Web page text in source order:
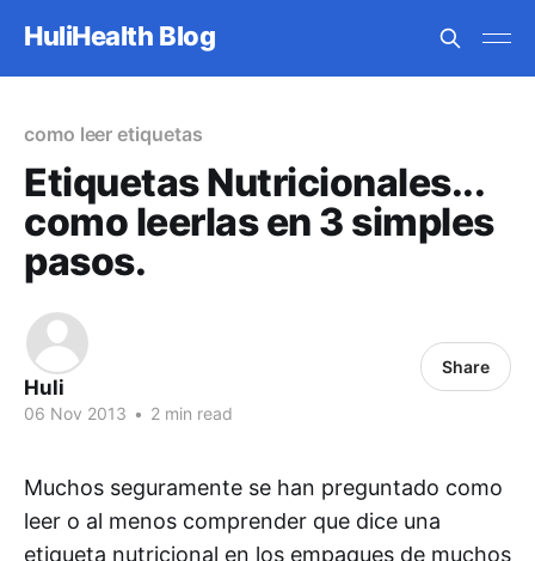
HuliHealth Blog
como leer etiquetas
Etiquetas Nutricionales...
como leerlas en 3 simples
pasos.
Huli
06 Nov 2013 • 2 min read
Share
Muchos seguramente se han preguntado como
leer o al menos comprender que dice una
etiqueta nutricional en los empaques de muchos